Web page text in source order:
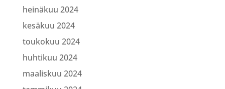
heinäkuu 2024
kesäkuu 2024
toukokuu 2024
huhtikuu 2024
maaliskuu 2024